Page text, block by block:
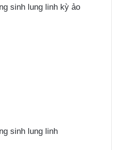
sinh lung linh kỳ ảo
sinh lung linh